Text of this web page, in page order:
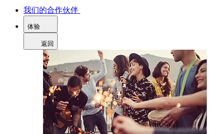
我们的合作伙伴
体验
返回